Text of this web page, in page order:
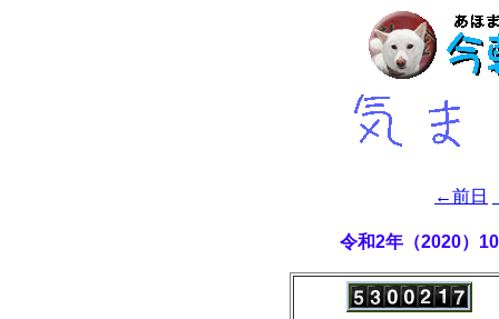
←前日
令和2年（2020）